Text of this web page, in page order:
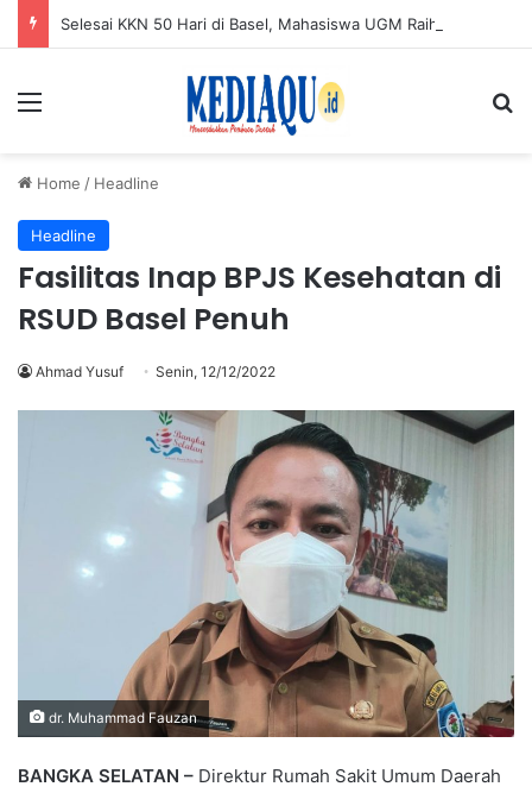
Menu
Home / Headline
Headline
Fasilitas Inap BPJS Kesehatan di
RSUD Basel Penuh
Ahmad Yusuf Senin, 12/12/2022
dr. Muhammad Fauzan
BANGKA SELATAN – Direktur Rumah Sakit Umum Daerah